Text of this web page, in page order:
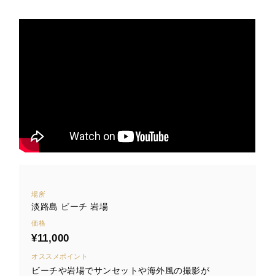
場所
淡路島 ビーチ 岩場
価格
¥11,000
オススメポイント
ビーチや岩場でサンセットや海外風の撮影が